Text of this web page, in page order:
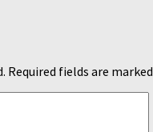
Required fields are marked